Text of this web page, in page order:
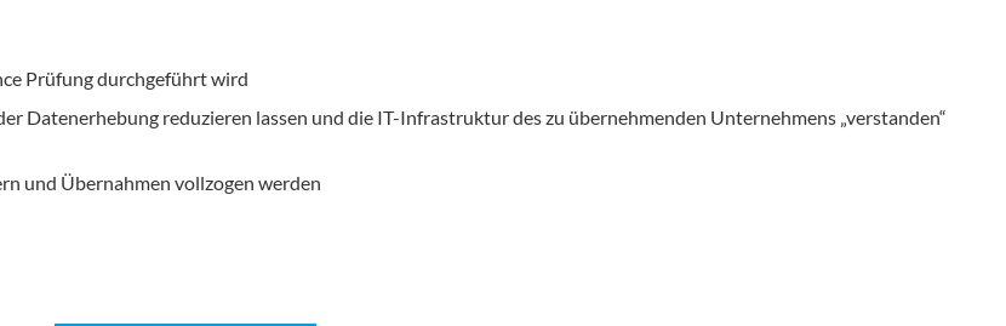
Prüfung durchgeführt wird
Datenerhebung reduzieren lassen und die IT-Infrastruktur des zu übernehmenden Unternehmens „verstanden“
und Übernahmen vollzogen werden